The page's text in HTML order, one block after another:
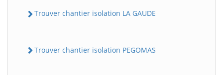
Trouver chantier isolation LA GAUDE
Trouver chantier isolation PEGOMAS